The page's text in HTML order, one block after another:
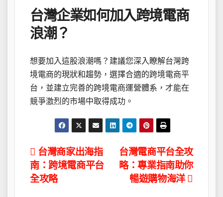
台灣企業如何加入跨境電商
浪潮？
想要加入這股浪潮嗎？建議您深入瞭解台灣跨
境電商的現狀和趨勢，選擇合適的跨境電商平
台，並建立完善的跨境電商運營體系，才能在
競爭激烈的市場中取得成功。
文
章
台灣電商平台全攻
略：專業指南助你
暢遊購物海洋
台灣商家出海指
南：跨境電商平台
全攻略